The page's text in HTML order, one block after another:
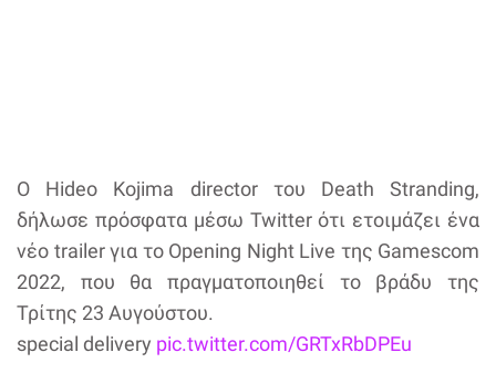
O Hideo Kojima director του Death Stranding,
δήλωσε πρόσφατα μέσω Twitter ότι ετοιμάζει ένα
νέο trailer για το Opening Night Live της Gamescom
2022, που θα πραγματοποιηθεί το βράδυ της
Τρίτης 23 Αυγούστου.
special delivery pic.twitter.com/GRTxRbDPEu